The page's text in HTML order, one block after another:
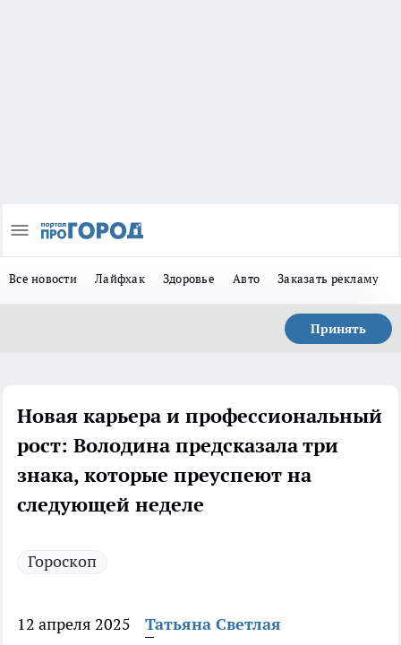
Все новости Лайфхак Здоровье Авто Заказать рекламу
Принять
Новая карьера и профессиональный
рост: Володина предсказала три
знака, которые преуспеют на
следующей неделе
Гороскоп
12 апреля 2025
Татьяна Светлая